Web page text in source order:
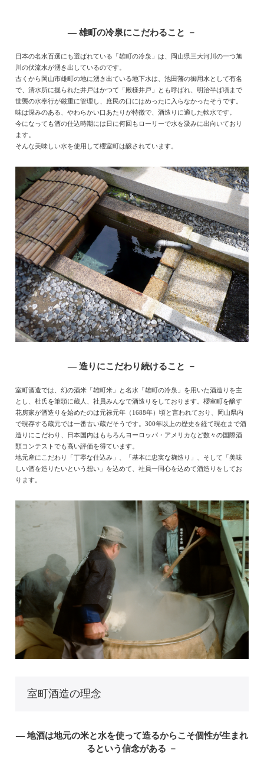
― 雄町の冷泉にこだわること －
日本の名水百選にも選ばれている「雄町の冷泉」は、岡山県三大河川の一つ旭
川の伏流水が湧き出しているのです。
古くから岡山市雄町の地に湧き出ている地下水は、池田藩の御用水として有名
で、清水所に掘られた井戸はかつて「殿様井戸」とも呼ばれ、明治半ば頃まで
世襲の水奉行が厳重に管理し、庶民の口にはめったに入らなかったそうです。
味は深みのある、やわらかい口あたりが特徴で、酒造りに適した軟水です。
今になっても酒の仕込時期には日に何回もローリーで水を汲みに出向いており
ます。
そんな美味しい水を使用して櫻室町は醸されています。
― 造りにこだわり続けること －
室町酒造では、幻の酒米「雄町米」と名水「雄町の冷泉」を用いた酒造りを主
とし、杜氏を筆頭に蔵人、社員みんなで酒造りをしております。櫻室町を醸す
花房家が酒造りを始めたのは元禄元年（1688年）頃と言われており、岡山県内
で現存する蔵元では一番古い蔵だそうです。300年以上の歴史を経て現在まで酒
造りにこだわり、日本国内はもちろんヨーロッパ・アメリカなど数々の国際酒
類コンテストでも高い評価を得ています。
地元産にこだわり「丁寧な仕込み」、「基本に忠実な麹造り」、そして「美味
しい酒を造りたいという想い」を込めて、社員一同心を込めて酒造りをしてお
ります。
室町酒造の理念
― 地酒は地元の米と水を使って造るからこそ個性が生まれ
るという信念がある －